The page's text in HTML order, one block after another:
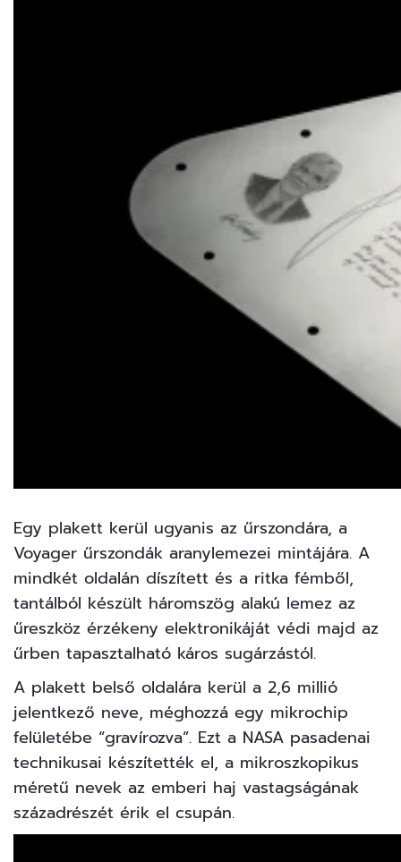
Egy plakett kerül ugyanis az űrszondára, a
Voyager űrszondák aranylemezei mintájára. A
mindkét oldalán díszített és a ritka fémből,
tantálból készült háromszög alakú lemez az
űreszköz érzékeny elektronikáját védi majd az
űrben tapasztalható káros sugárzástól.
A plakett belső oldalára kerül a 2,6 millió
jelentkező neve, méghozzá egy mikrochip
felületébe “gravírozva”. Ezt a NASA pasadenai
technikusai készítették el, a mikroszkopikus
méretű nevek az emberi haj vastagságának
századrészét érik el csupán.